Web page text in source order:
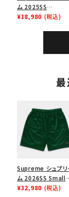
ム 2025SS
Homerun Tee ホー
¥18,980 (税込)
Supreme シュプリ
ム 2026SS Small
Box Baggy Mesh
¥32,980 (税込)